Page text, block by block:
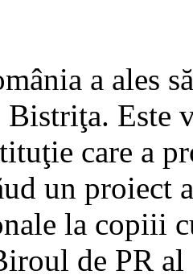
a ales
Este
care a
un proiect
la copiii
de PR